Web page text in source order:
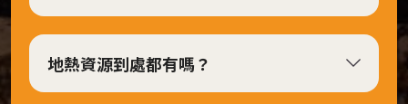
特
展
視
地熱資源到處都有嗎？